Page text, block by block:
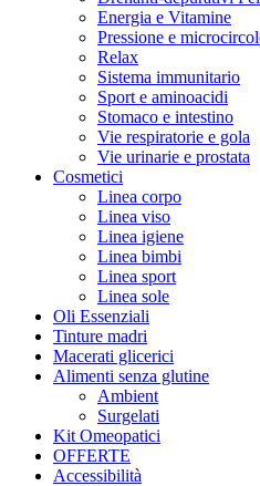
Energia e Vitamine
Pressione e
Relax
Sistema immunitario
Sport e aminoacidi
Stomaco e intestino
Vie respiratorie e gola
Vie urinarie e prostata
Cosmetici
Linea corpo
Linea viso
Linea igiene
Linea bimbi
Linea sport
Linea sole
Oli Essenziali
Tinture madri
Macerati glicerici
Alimenti senza glutine
Ambient
Surgelati
Kit Omeopatici
OFFERTE
Accessibilità